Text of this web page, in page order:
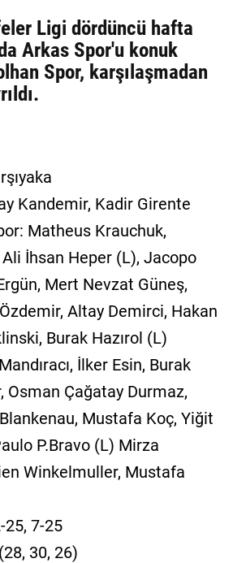
Ligi dördüncü hafta
Arkas Spor'u konuk
Spor, karşılaşmadan
Kandemir, Kadir Girente
Matheus Krauchuk,
İhsan Heper (L), Jacopo
Mert Nevzat Güneş,
Altay Demirci, Hakan
Burak Hazırol (L)
İlker Esin, Burak
Osman Çağatay Durmaz,
Mustafa Koç, Yiğit
P.Bravo (L) Mirza
Winkelmuller, Mustafa
25, 7-25
30, 26)